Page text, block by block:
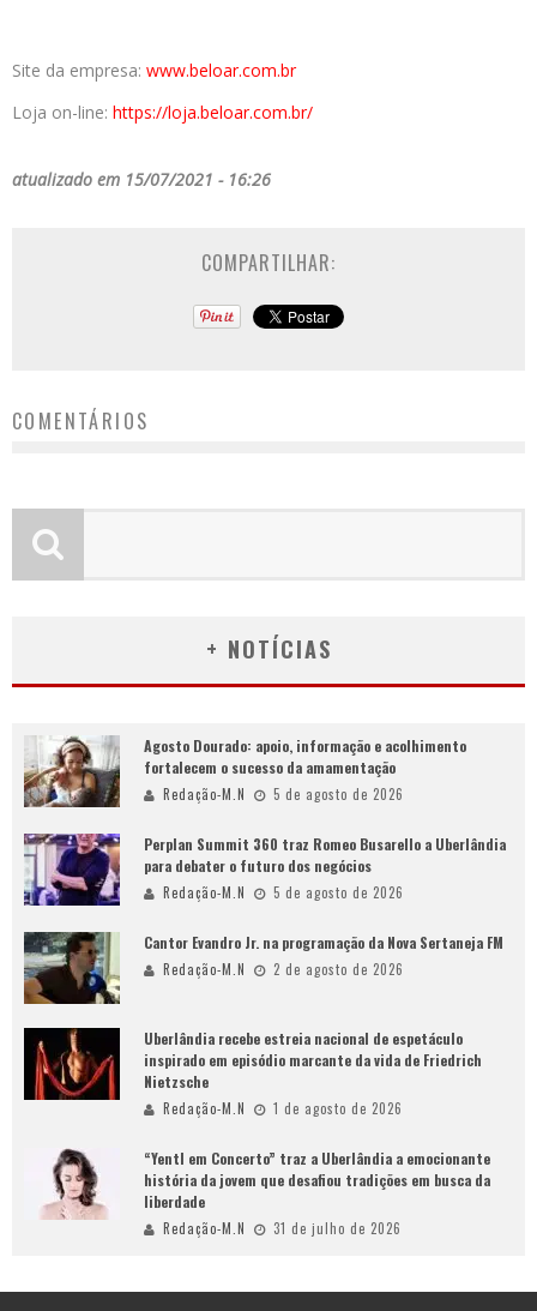
Site da empresa: www.beloar.com.br
Loja on-line: https://loja.beloar.com.br/
atualizado em 15/07/2021 - 16:26
COMPARTILHAR:
COMENTÁRIOS
+ NOTÍCIAS
Agosto Dourado: apoio, informação e acolhimento
fortalecem o sucesso da amamentação
Redação-M.N 5 de agosto de 2026
Perplan Summit 360 traz Romeo Busarello a Uberlândia
para debater o futuro dos negócios
Redação-M.N 5 de agosto de 2026
Cantor Evandro Jr. na programação da Nova Sertaneja FM
Redação-M.N 2 de agosto de 2026
Uberlândia recebe estreia nacional de espetáculo
inspirado em episódio marcante da vida de Friedrich
Nietzsche
Redação-M.N 1 de agosto de 2026
“Yentl em Concerto” traz a Uberlândia a emocionante
história da jovem que desafiou tradições em busca da
liberdade
Redação-M.N 31 de julho de 2026